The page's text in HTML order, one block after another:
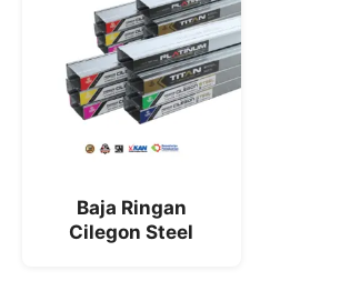
Baja Ringan
Cilegon Steel